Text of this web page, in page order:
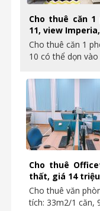
Cho thuê căn
11, view
Cho thuê căn 1
10 có thể dọn
Cho thuê
thất, giá 14
Cho thuê văn
tích: 33m2/1 căn,